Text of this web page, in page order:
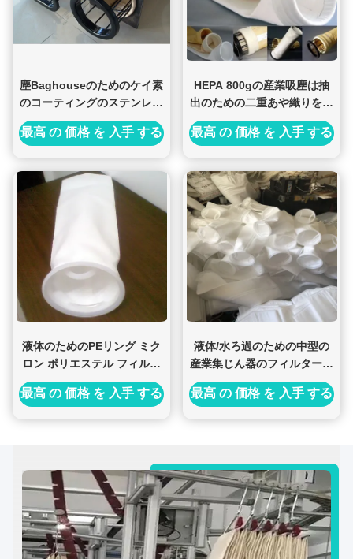
塵Baghouseのためのケイ素
のコーティングのステンレス
鋼のバッグ フィルタ
最高 の 価格 を 入手 する
HEPA 800gの産業吸塵は抽
出のための二重あや織りを袋
に入れる
最高 の 価格 を 入手 する
液体のためのPEリング ミク
ロン ポリエステル フィルタ
ー・バッグ1.6mmの厚さ
最高 の 価格 を 入手 する
液体/水ろ過のための中型の
産業集じん器のフィルター・
バッグ
最高 の 価格 を 入手 する